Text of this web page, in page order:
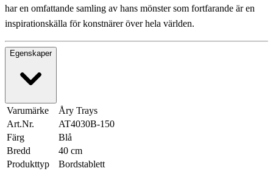
har en omfattande samling av hans mönster som fortfarande är en
inspirationskälla för konstnärer över hela världen.
Egenskaper
Varumärke
Åry Trays
Art.Nr.
AT4030B-150
Färg
Blå
Bredd
40 cm
Produkttyp
Bordstablett